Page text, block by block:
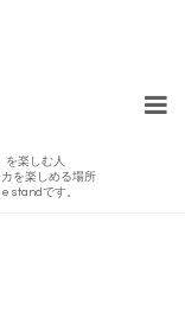
を楽しむ人
を楽しめる場所
standです。